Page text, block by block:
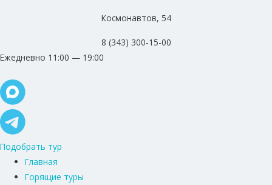
Космонавтов, 54
8 (343) 300-15-00
Ежедневно 11:00 — 19:00
Подобрать тур
Главная
Горящие туры